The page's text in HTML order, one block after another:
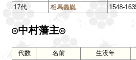
17代
相馬義胤 1548-
◎中村藩主◎
代数 名前 生没年